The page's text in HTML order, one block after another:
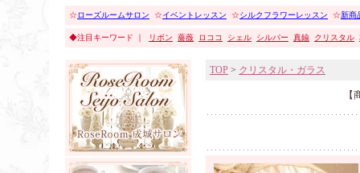
☆ローズルームサロン ☆イベントレッスン ☆シルクフラワーレッスン ☆新商
◆注目キーワード ｜ リボン 薔薇 ロココ シェル シルバー 真鍮 クリスタル
TOP > クリスタル・ガラス